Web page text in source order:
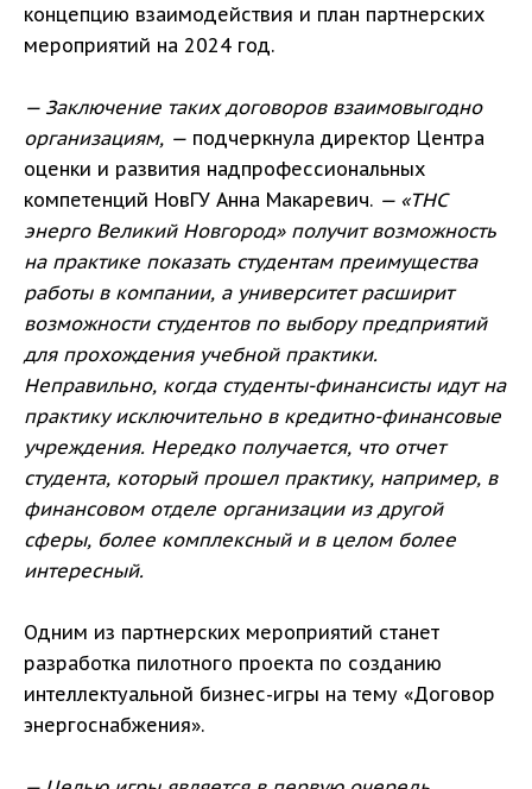
концепцию взаимодействия и план партнерских
мероприятий на 2024 год.
— Заключение таких договоров взаимовыгодно
организациям, — подчеркнула директор Центра
оценки и развития надпрофессиональных
компетенций НовГУ Анна Макаревич. — «ТНС
энерго Великий Новгород» получит возможность
на практике показать студентам преимущества
работы в компании, а университет расширит
возможности студентов по выбору предприятий
для прохождения учебной практики.
Неправильно, когда студенты-финансисты идут на
практику исключительно в кредитно-финансовые
учреждения. Нередко получается, что отчет
студента, который прошел практику, например, в
финансовом отделе организации из другой
сферы, более комплексный и в целом более
интересный.
Одним из партнерских мероприятий станет
разработка пилотного проекта по созданию
интеллектуальной бизнес-игры на тему «Договор
энергоснабжения».